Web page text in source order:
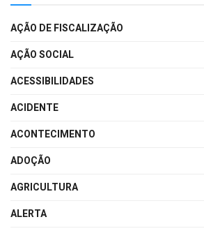
AÇÃO DE FISCALIZAÇÃO
AÇÃO SOCIAL
ACESSIBILIDADES
ACIDENTE
ACONTECIMENTO
ADOÇÃO
AGRICULTURA
ALERTA